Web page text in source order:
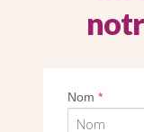
SEUL
Nom*